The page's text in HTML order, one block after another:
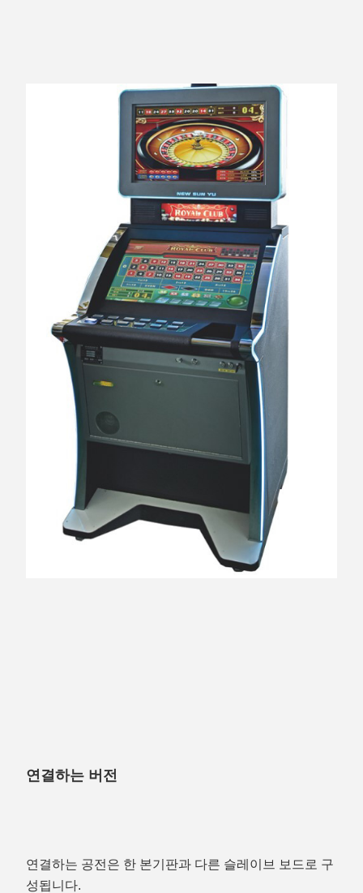
연결하는 버전
연결하는 공전은 한 본기판과 다른 슬레이브 보드로 구
성됩니다.